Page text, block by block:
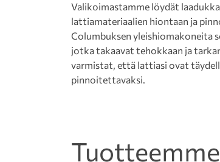
Valikoimastamme löydät
lattiamateriaalien hiontaan ja
Columbuksen yleishiomakoneita
jotka takaavat tehokkaan ja
varmistat, että lattiasi ovat
pinnoitettavaksi.
Tuotteemme